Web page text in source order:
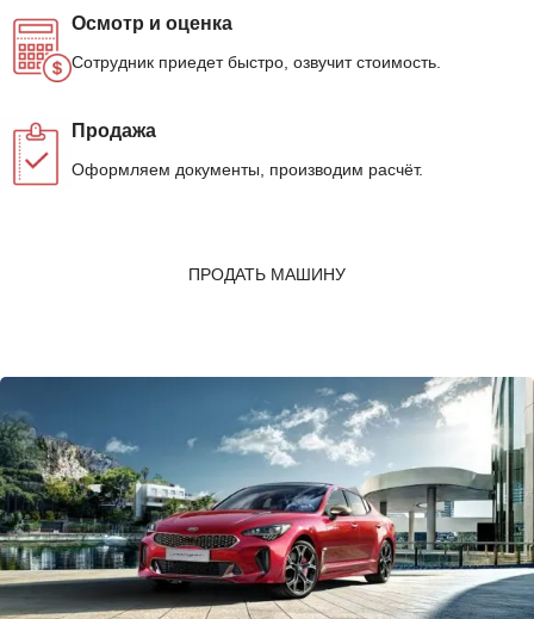
Осмотр и оценка
Сотрудник приедет быстро, озвучит стоимость.
Продажа
Оформляем документы, производим расчёт.
ПРОДАТЬ МАШИНУ